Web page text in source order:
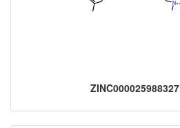
ZINC000025988327